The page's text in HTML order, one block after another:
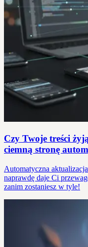
Czy Twoje treści
ciemną stronę
Automatyczna
naprawdę daje Ci
zanim zostaniesz w tyle!